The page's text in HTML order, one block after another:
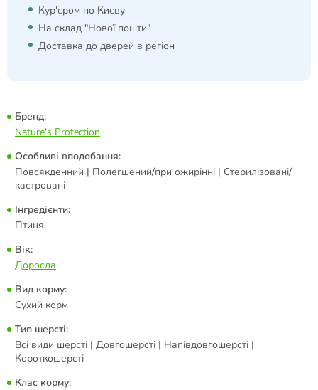
Кур'єром по Києву
На склад "Нової пошти"
Доставка до дверей в регіон
Бренд:
Nature's Protection
Особливі вподобання:
Повсякденний | Полегшений/при ожирінні | Стерилізовані/
кастровані
Інгредієнти:
Птиця
Вік:
Доросла
Вид корму:
Сухий корм
Тип шерсті:
Всі види шерсті | Довгошерсті | Напівдовгошерсті |
Короткошерсті
Клас корму: